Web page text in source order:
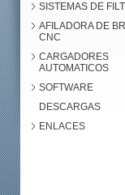
SISTEMAS DE
AFILADORA DE
CNC
CARGADORES
AUTOMATICOS
SOFTWARE
DESCARGAS
ENLACES